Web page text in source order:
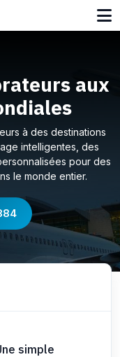
aux
à des destinations
intelligentes, des
pour des
le monde entier.
simple